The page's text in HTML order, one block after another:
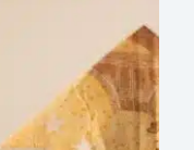
février
2018